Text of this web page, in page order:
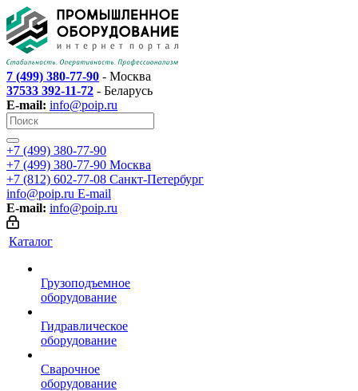
7 (499) 380-77-90 - Москва
37533 392-11-72 - Беларусь
E-mail: info@poip.ru
+7 (499) 380-77-90
+7 (499) 380-77-90 Москва
+7 (812) 602-77-08 Санкт-Петербург
info@poip.ru E-mail
E-mail: info@poip.ru
Каталог
Грузоподъемное
оборудование
Гидравлическое
оборудование
Сварочное
оборудование